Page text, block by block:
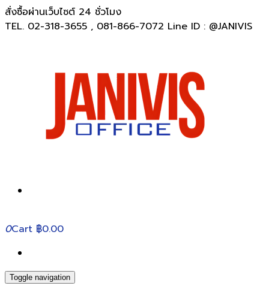
สั่งซื้อผ่านเว็บไซต์ 24 ชั่วโมง
TEL. 02-318-3655 , 081-866-7072 Line ID : @JANIVIS
0Cart ฿0.00
Toggle navigation